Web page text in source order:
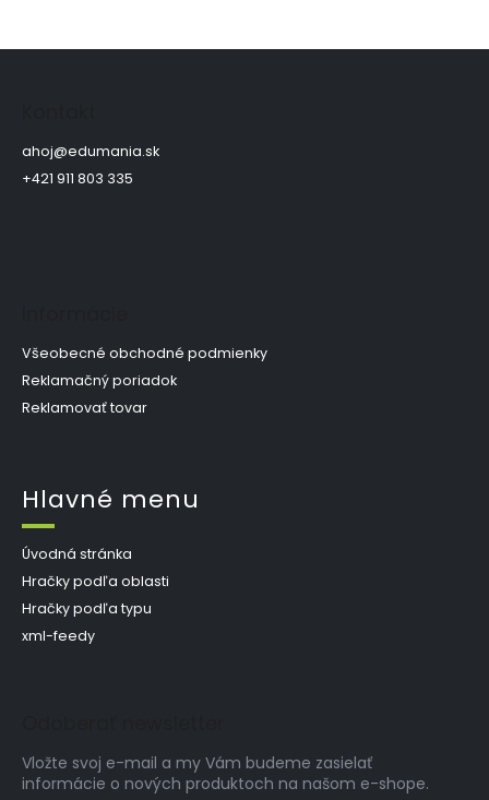
Z
ahoj@edumania.sk
+421 911 803 335
Všeobecné obchodné podmienky
Reklamačný poriadok
Reklamovať tovar
Hlavné menu
Úvodná stránka
Hračky podľa oblasti
Hračky podľa typu
xml-feedy
Vložte svoj e-mail a my Vám budeme zasielať
informácie o nových produktoch na našom e-shope.